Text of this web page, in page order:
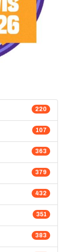
220
107
363
379
432
351
383